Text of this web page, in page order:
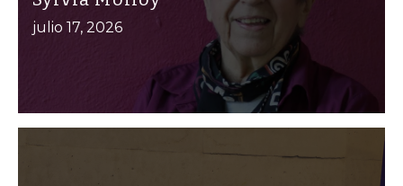
julio 17, 2026